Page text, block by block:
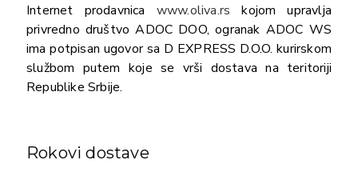
Internet prodavnica www.oliva.rs kojom upravlja
privredno društvo ADOC DOO, ogranak ADOC WS
ima potpisan ugovor sa D EXPRESS D.O.O. kurirskom
službom putem koje se vrši dostava na teritoriji
Republike Srbije.
Rokovi dostave